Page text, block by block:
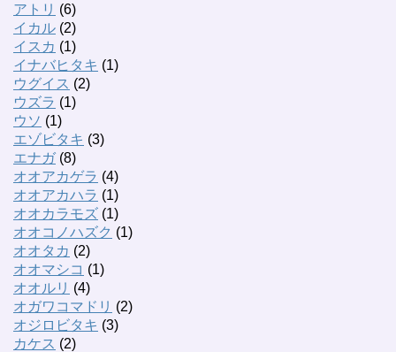
アトリ (6)
イカル (2)
イスカ (1)
イナバヒタキ (1)
ウグイス (2)
ウズラ (1)
ウソ (1)
エゾビタキ (3)
エナガ(8)
オオアカゲラ (4)
オオアカハラ (1)
オオカラモズ (1)
オオコノハズク (1)
オオタカ (2)
オオマシコ (1)
オオルリ (4)
オガワコマドリ (2)
オジロビタキ (3)
カケス (2)